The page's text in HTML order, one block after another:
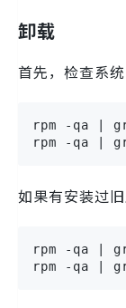
卸载
首先，检查系
rpm -qa |
rpm -qa |
如果有安装过
rpm -qa |
rpm -qa |